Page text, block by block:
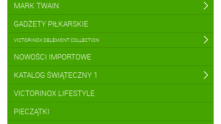
MARK TWAIN
GADŻETY PIŁKARSKIE
VICTORINOX DELEMONT COLLECTION
NOWOŚCI IMPORTOWE
KATALOG ŚWIĄTECZNY 1
VICTORINOX LIFESTYLE
PIECZĄTKI